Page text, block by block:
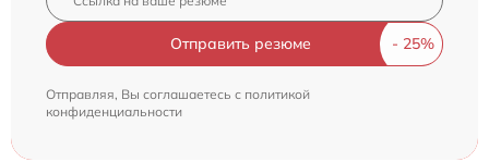
Отправить резюме
Отправляя, Вы соглашаетесь с политикой
конфиденциальности